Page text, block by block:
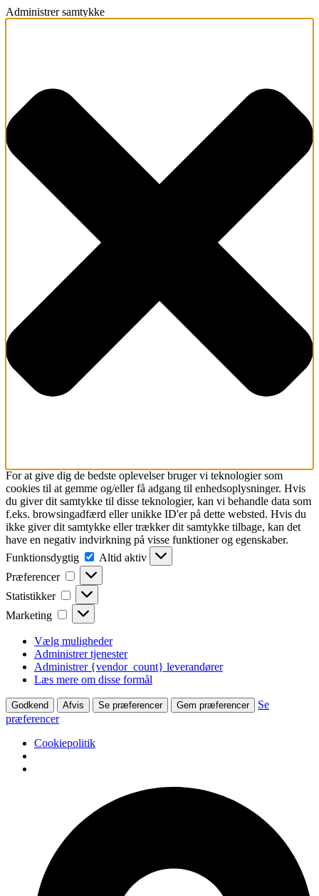
Administrer samtykke
For at give dig de bedste oplevelser bruger vi teknologier som
cookies til at gemme og/eller få adgang til enhedsoplysninger. Hvis
du giver dit samtykke til disse teknologier, kan vi behandle data som
f.eks. browsingadfærd eller unikke ID'er på dette websted. Hvis du
ikke giver dit samtykke eller trækker dit samtykke tilbage, kan det
have en negativ indvirkning på visse funktioner og egenskaber.
Funktionsdygtig
Funktionsdygtig
Altid aktiv
Præferencer
Præferencer
Statistikker Statistikker
Marketing Marketing
Vælg muligheder
Administrer tjenester
Administrer {vendor_count} leverandører
Læs mere om disse formål
Godkend Afvis Se præferencer Gem præferencer
Se
præferencer
Cookiepolitik